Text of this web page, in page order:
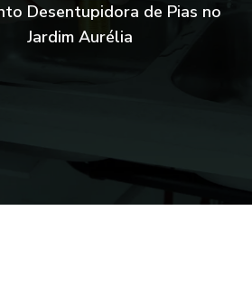
Desentupidora de Pias no
Jardim Aurélia